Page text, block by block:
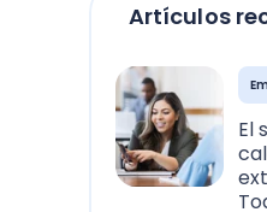
Artículos
El